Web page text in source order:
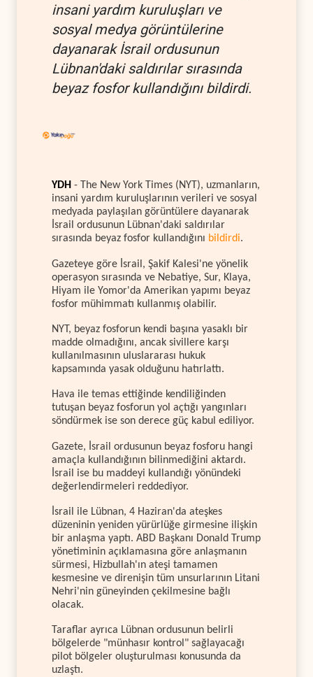
insani yardım kuruluşları ve
sosyal medya görüntülerine
dayanarak İsrail ordusunun
Lübnan'daki saldırılar sırasında
beyaz fosfor kullandığını bildirdi.
YDH - The New York Times (NYT), uzmanların,
insani yardım kuruluşlarının verileri ve sosyal
medyada paylaşılan görüntülere dayanarak
İsrail ordusunun Lübnan'daki saldırılar
sırasında beyaz fosfor kullandığını bildirdi.
Gazeteye göre İsrail, Şakif Kalesi'ne yönelik
operasyon sırasında ve Nebatiye, Sur, Klaya,
Hiyam ile Yomor'da Amerikan yapımı beyaz
fosfor mühimmatı kullanmış olabilir.
NYT, beyaz fosforun kendi başına yasaklı bir
madde olmadığını, ancak sivillere karşı
kullanılmasının uluslararası hukuk
kapsamında yasak olduğunu hatırlattı.
Hava ile temas ettiğinde kendiliğinden
tutuşan beyaz fosforun yol açtığı yangınları
söndürmek ise son derece güç kabul ediliyor.
Gazete, İsrail ordusunun beyaz fosforu hangi
amaçla kullandığının bilinmediğini aktardı.
İsrail ise bu maddeyi kullandığı yönündeki
değerlendirmeleri reddediyor.
İsrail ile Lübnan, 4 Haziran'da ateşkes
düzeninin yeniden yürürlüğe girmesine ilişkin
bir anlaşma yaptı. ABD Başkanı Donald Trump
yönetiminin açıklamasına göre anlaşmanın
sürmesi, Hizbullah'ın ateşi tamamen
kesmesine ve direnişin tüm unsurlarının Litani
Nehri'nin güneyinden çekilmesine bağlı
olacak.
Taraflar ayrıca Lübnan ordusunun belirli
bölgelerde "münhasır kontrol" sağlayacağı
pilot bölgeler oluşturulması konusunda da
uzlaştı.